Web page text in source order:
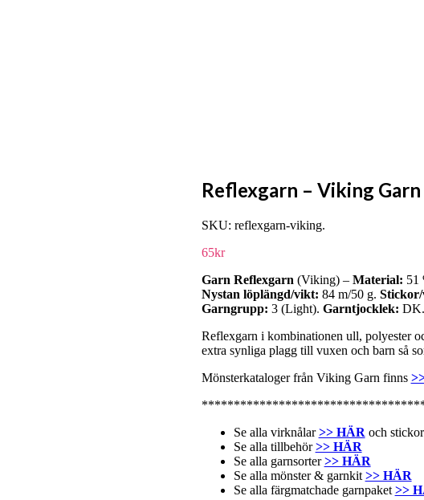
Reflexgarn – Viking Garn
SKU: reflexgarn-viking.
65kr
Garn Reflexgarn(Viking) – Material: 51
Nystan löplängd/vikt: 84 m/50 g.
Garngrupp: 3 (Light). Garntjocklek: DK.
Reflexgarn i kombinationen ull, polyester
extra synliga plagg till vuxen och barn så
Mönsterkataloger från Viking Garn finns
Se alla virknålar>> HÄRoch stickor
Se alla tillbehör >> HÄR
Se alla garnsorter>> HÄR
Se alla mönster & garnkit>> HÄR
Se alla färgmatchade garnpaket>>